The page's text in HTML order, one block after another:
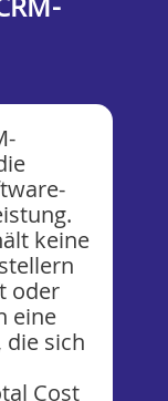
keine
oder
eine
sich
Cost